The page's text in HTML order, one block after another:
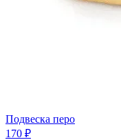
Подвеска перо
170 ₽